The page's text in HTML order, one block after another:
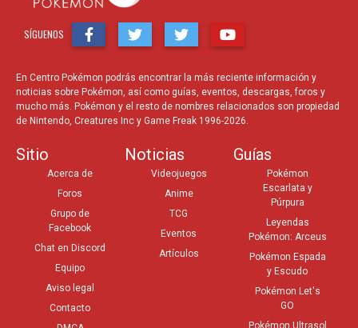
SÍGUENOS
En Centro Pokémon podrás encontrar la más reciente información y
noticias sobre Pokémon, así como guías, eventos, descargas, foros y
mucho más. Pokémon y el resto de nombres relacionados son propiedad
de Nintendo, Creatures Inc y Game Freak 1996-2026.
Sitio
Acerca de
Foros
Grupo de
Facebook
Chat en Discord
Equipo
Aviso legal
Contacto
Noticias
Videojuegos
Anime
TCG
Eventos
Artículos
Guías
Pokémon
Escarlata y
Púrpura
Leyendas
Pokémon: Arceus
Pokémon Espada
y Escudo
Pokémon Let's
GO
Pokémon Ultrasol